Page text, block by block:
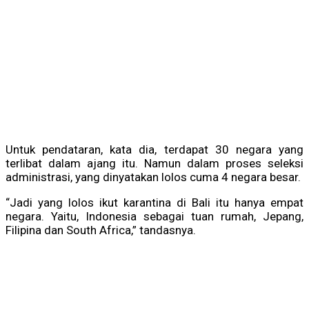
Untuk pendataran, kata dia, terdapat 30 negara yang
terlibat dalam ajang itu. Namun dalam proses seleksi
administrasi, yang dinyatakan lolos cuma 4 negara besar.
“Jadi yang lolos ikut karantina di Bali itu hanya empat
negara. Yaitu, Indonesia sebagai tuan rumah, Jepang,
Filipina dan South Africa,” tandasnya.